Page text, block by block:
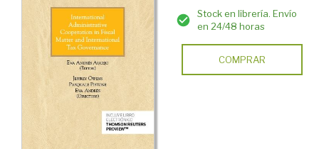
Stock en librería. Envío
en 24/48 horas
COMPRAR